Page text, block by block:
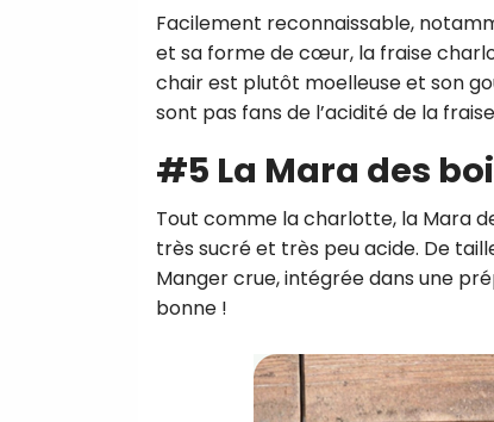
Facilement reconnaissable,
et sa forme de cœur, la fraise
chair est plutôt moelleuse et son
sont pas fans de l’acidité de la
#5 La Mara des
Tout comme la charlotte, la Mara
très sucré et très peu acide. De
Manger crue, intégrée dans une
bonne !